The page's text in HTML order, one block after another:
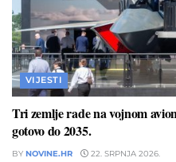
VIJESTI
Tri zemlje rade na vojnom
gotovo do 2035.
BY NOVINE.HR 22. SRPNJA 2026.